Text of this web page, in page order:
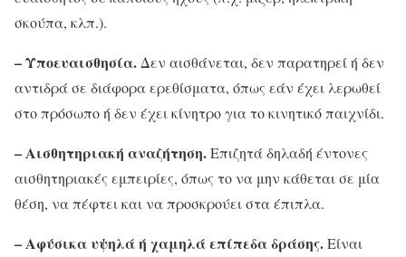
σκούπα, κλπ.).
– Υποευαισθησία. Δεν αισθάνεται, δεν παρατηρεί ή δεν
αντιδρά σε διάφορα ερεθίσματα, όπως εάν έχει λερωθεί
στο πρόσωπο ή δεν έχει κίνητρο για το κινητικό παιχνίδι.
– Αισθητηριακή αναζήτηση.Επιζητά δηλαδή έντονες
αισθητηριακές εμπειρίες, όπως το να μην κάθεται σε μία
θέση, να πέφτει και να προσκρούει στα έπιπλα.
– Αφύσικα υψηλά ή χαμηλά επίπεδα δράσης.Είναι